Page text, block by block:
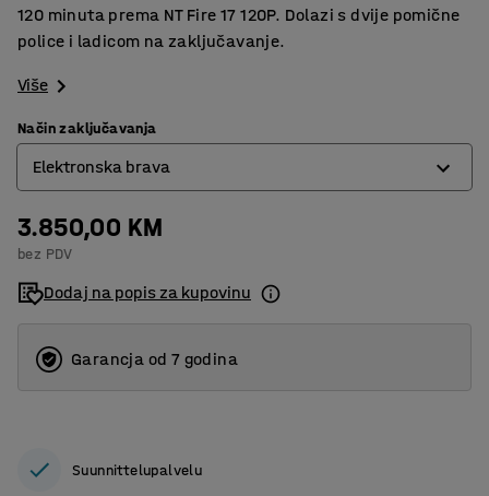
120 minuta prema NT Fire 17 120P. Dolazi s dvije pomične
police i ladicom na zaključavanje.
Više
Način zaključavanja
Elektronska brava
Brava na ključ
Elektronska brava
3.850,00 KM
bez PDV
Dodaj na popis za kupovinu
Garancja od 7 godina
Suunnittelupalvelu